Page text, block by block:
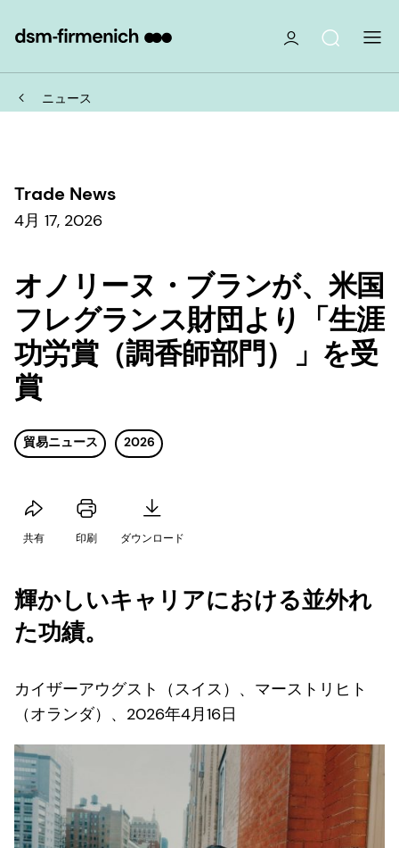
ニュース
Trade News
4月 17, 2026
オノリーヌ・ブランが、米国
フレグランス財団より「生涯
功労賞（調香師部門）」を受
賞
貿易ニュース 2026
共有 印刷 ダウンロード
輝かしいキャリアにおける並外れ
た功績。
カイザーアウグスト（スイス）、マーストリヒト
（オランダ）、2026年4月16日